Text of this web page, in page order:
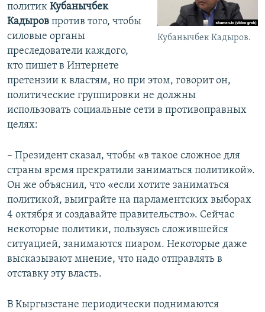
Кубанычбек Кадыров.
политик Кубанычбек
Кадыров против того, чтобы
силовые органы
преследователи каждого,
кто пишет в Интернете
претензии к властям, но при этом, говорит он,
политические группировки не должны
использовать социальные сети в противоправных
целях:
– Президент сказал, чтобы «в такое сложное для
страны время прекратили заниматься политикой».
Он же объяснил, что «если хотите заниматься
политикой, выиграйте на парламентских выборах
4 октября и создавайте правительство». Сейчас
некоторые политики, пользуясь сложившейся
ситуацией, занимаются пиаром. Некоторые даже
высказывают мнение, что надо отправлять в
отставку эту власть.
В Кыргызстане периодически поднимаются